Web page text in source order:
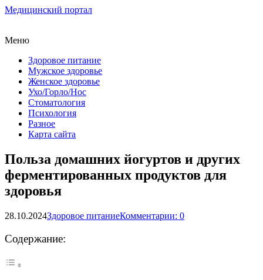
Медицинский портал
Меню
Здоровое питание
Мужское здоровье
Женское здоровье
Ухо/Горло/Нос
Стоматология
Психология
Разное
Карта сайта
Польза домашних йогуртов и других
ферментированных продуктов для
здоровья
28.10.2024Здоровое питаниеКомментарии: 0
Содержание: